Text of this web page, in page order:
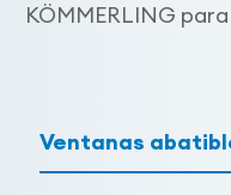
KÖMMERLING
Ventanas